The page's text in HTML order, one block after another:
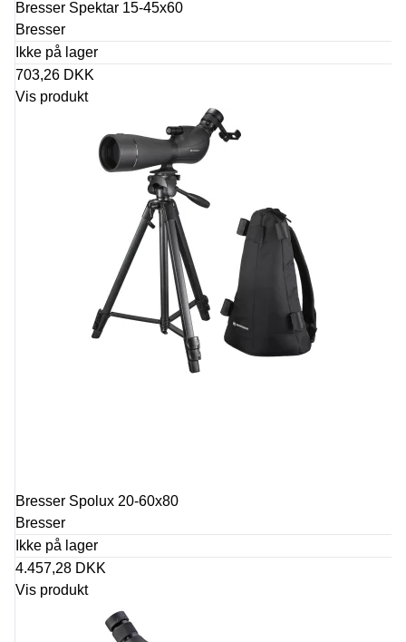
Bresser Spektar 15-45x60
Bresser
Ikke på lager
703,26 DKK
Vis produkt
Bresser Spolux 20-60x80
Bresser
Ikke på lager
4.457,28 DKK
Vis produkt